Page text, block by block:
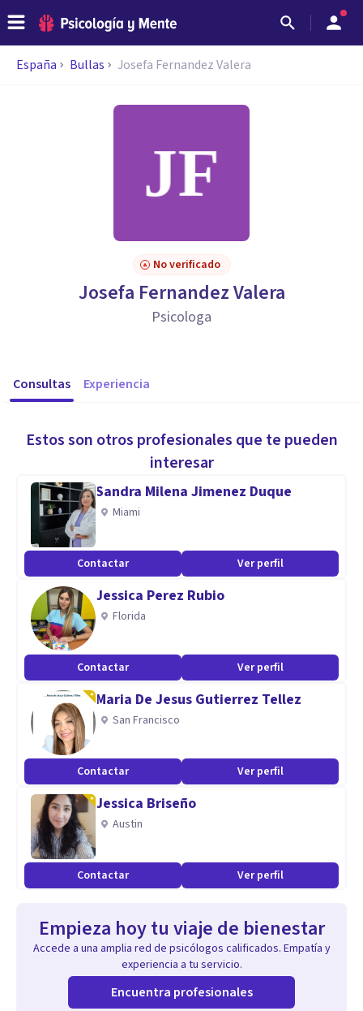
España Bullas Josefa Fernandez Valera
No verificado
Josefa Fernandez Valera
Psicologa
Consultas Experiencia
Estos son otros profesionales que te pueden
interesar
Sandra Milena Jimenez Duque
Miami
Contactar Ver perfil
Jessica Perez Rubio
Florida
Contactar Ver perfil
Maria De Jesus Gutierrez Tellez
San Francisco
Contactar Ver perfil
Jessica Briseño
Austin
Contactar Ver perfil
Empieza hoy tu viaje de bienestar
Accede a una amplia red de psicólogos calificados. Empatía y
experiencia a tu servicio.
Encuentra profesionales